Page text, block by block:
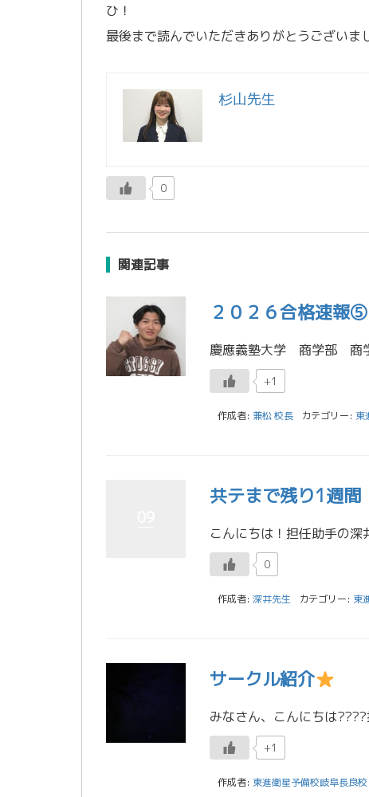
ひ！
最後まで読んでいただきありがとうございま
杉山先生
0
関連記事
２０２６合格速報⑤
+1
作成者: 兼松 校長 カテゴリー: 東
共テまで残り1週間
0
作成者: 深井先生 カテゴリー: 東
サークル紹介
+1
作成者: 東進衛星予備校岐阜長良校